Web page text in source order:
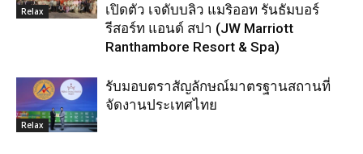
Relax
เปิดตัว เจดับบลิว แมริออท รันธัมบอร์
รีสอร์ท แอนด์ สปา (JW Marriott
Ranthambore Resort & Spa)
Relax
รับมอบตราสัญลักษณ์มาตรฐานสถานที่
จัดงานประเทศไทย